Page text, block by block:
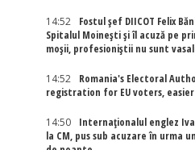
14:52
Fostul șef DIICOT Felix
Spitalul Moinești și îl acuză pe
moșii, profesioniștii nu sunt
14:52
Romania's Electoral
registration for EU voters,
14:50
Internaţionalul englez
la CM, pus sub acuzare în urma